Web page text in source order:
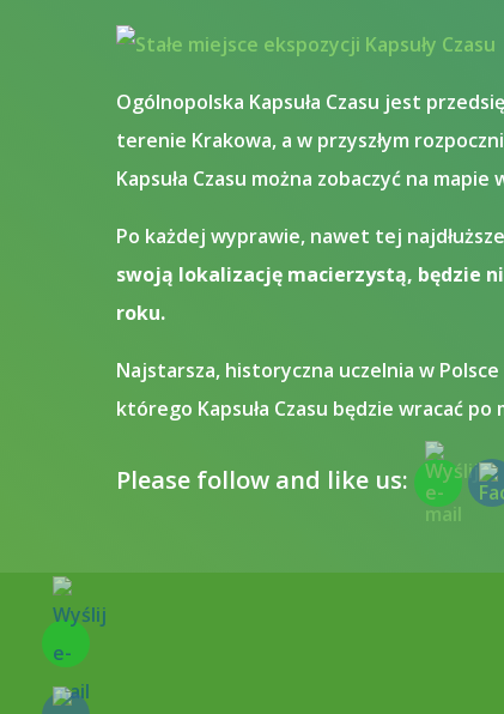
Ogólnopolska Kapsuła Czasu jest
terenie Krakowa, a w przyszłym
Kapsuła Czasu można zobaczyć na
Po każdej wyprawie, nawet tej
swoją lokalizację macierzystą, będzie
roku.
Najstarsza, historyczna uczelnia w
którego Kapsuła Czasu będzie wracać
Please follow and like us: